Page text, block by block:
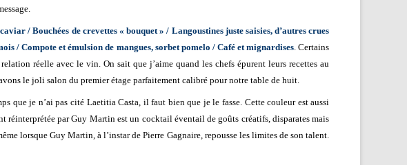
/ Bouchées de crevettes « bouquet » / Langoustines juste saisies, d’autres crues
/ Compote et émulsion de mangues, sorbet pomelo / Café et mignardises . Certains
réelle avec le vin. On sait que j’aime quand les chefs épurent leurs recettes au
le joli salon du premier étage parfaitement calibré pour notre table de huit.
que je n’ai pas cité Laetitia Casta, il faut bien que je le fasse. Cette couleur est aussi
réinterprétée par Guy Martin est un cocktail éventail de goûts créatifs, disparates mais
lorsque Guy Martin, à l’instar de Pierre Gagnaire, repousse les limites de son talent.